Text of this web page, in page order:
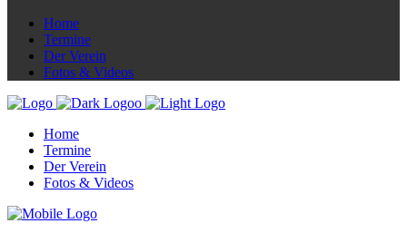
Home
Termine
Der Verein
Fotos & Videos
Home
Termine
Der Verein
Fotos & Videos